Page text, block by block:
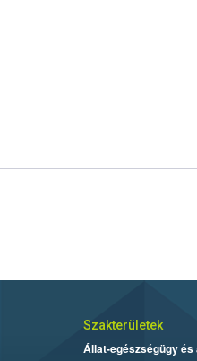
Szakterületek
Állat-egészségügy és